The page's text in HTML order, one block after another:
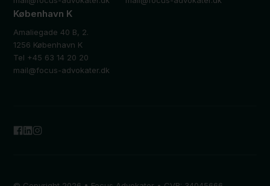
København K
Amaliegade 40 B, 2.
1256 København K
Tel +45 63 14 20 20
mail@focus-advokater.dk